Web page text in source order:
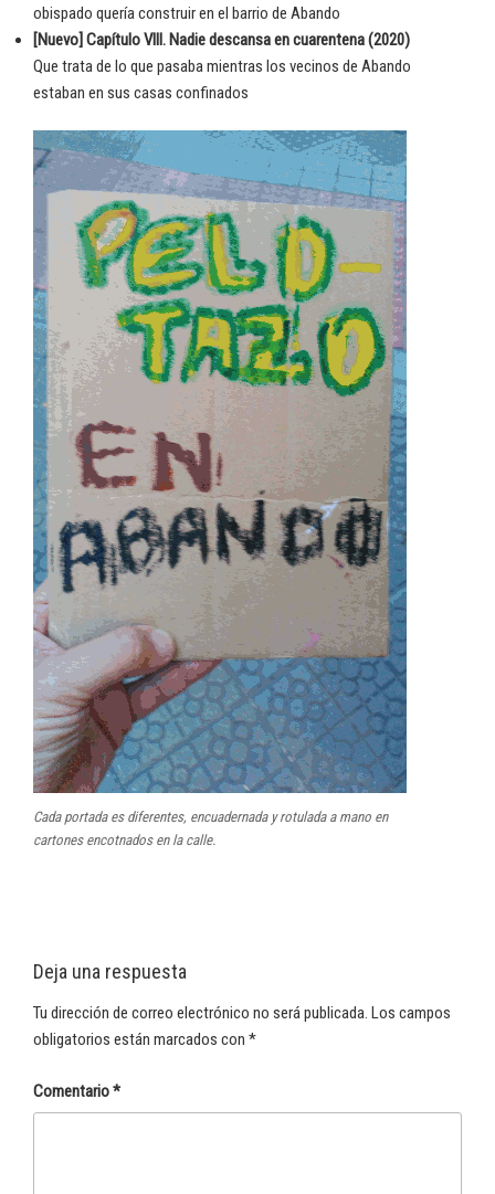
obispado quería construir en el barrio de Abando
[Nuevo] Capítulo VIII. Nadie descansa en cuarentena (2020)
Que trata de lo que pasaba mientras los vecinos de Abando
estaban en sus casas confinados
Cada portada es diferentes, encuadernada y rotulada a mano en
cartones encotnados en la calle.
Deja una respuesta
Tu dirección de correo electrónico no será publicada. Los campos
obligatorios están marcados con *
Comentario*